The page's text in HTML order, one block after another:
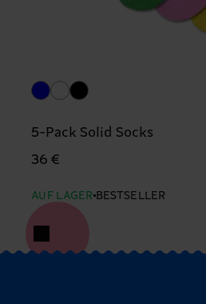
5-Pack Solid Socks
36 €
AUF LAGER BESTSELLER